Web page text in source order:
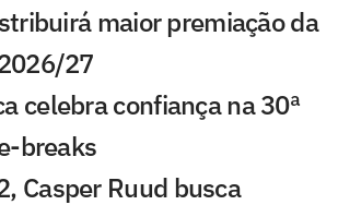
maior premiação da
27
celebra confiança na 30ª
breaks
Casper Ruud busca